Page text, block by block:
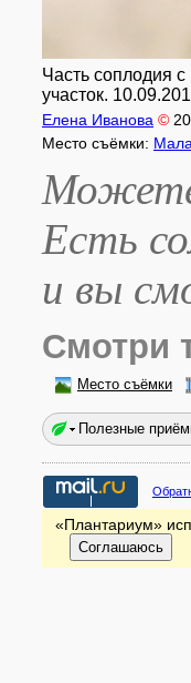
Часть соплодия
участок.
Елена Иванова ©
Место съёмки:
Можете
Есть
и вы
Смотри
Место съёмки
Полезные
«Плантариум»
Соглашаюсь